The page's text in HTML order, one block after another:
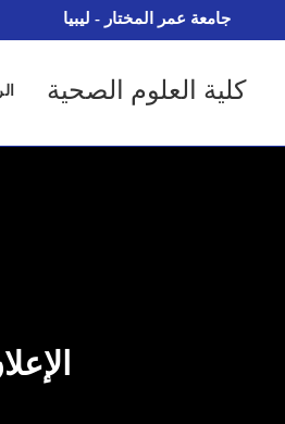
جامعة عمر المختار - ليبيا
كلية العلوم الصحية
الإعلان